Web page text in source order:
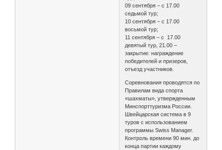
09 сентября – с 17.00
седьмой тур;
10 сентября – с 17.00
восьмой тур;
11 сентября – с 17.00
девятый тур, 21.00 –
закрытие: награждение
победителей и призеров,
отъезд участников.
Соревнования проводятся по
Правилам вида спорта
«шахматы», утвержденным
Минспорттуризма России.
Швейцарская система в 9
туров с использованием
программы Swiss Manager.
Контроль времени 90 мин. до
конца партии каждому